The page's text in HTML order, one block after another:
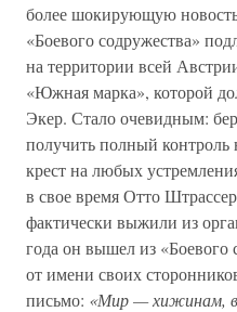
более шокирующую
«Боевого содружества»
на территории всей
«Южная марка», которой
Экер. Стало очевидным:
получить полный контроль
крест на любых
в свое время Отто
фактически выжили из
года он вышел из «Боевого
от имени своих
письмо: «Мир — хижинам,